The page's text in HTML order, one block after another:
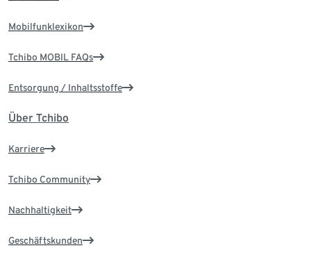
Mobilfunklexikon
Tchibo MOBIL FAQs
Entsorgung / Inhaltsstoffe
Über Tchibo
Karriere
Tchibo Community
Nachhaltigkeit
Geschäftskunden